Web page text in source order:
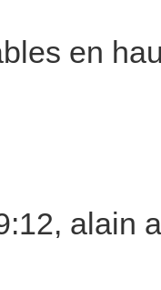
en
alain